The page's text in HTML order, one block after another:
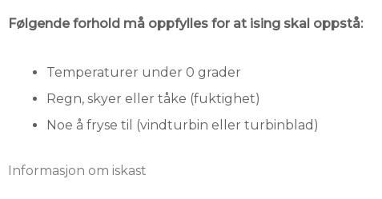
Følgende forhold må oppfylles for at ising skal oppstå:
Temperaturer under 0 grader
Regn, skyer eller tåke (fuktighet)
Noe å fryse til (vindturbin eller turbinblad)
Informasjon om iskast